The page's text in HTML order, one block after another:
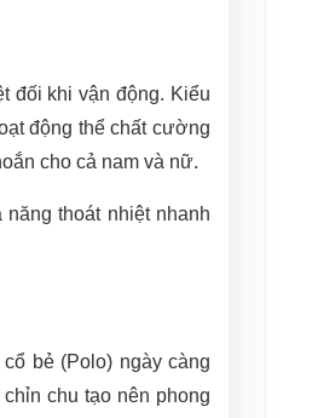
đối khi vận động. Kiểu
động thể chất cường
cho cả nam và nữ.
thoát nhiệt nhanh
bẻ (Polo) ngày càng
chu tạo nên phong